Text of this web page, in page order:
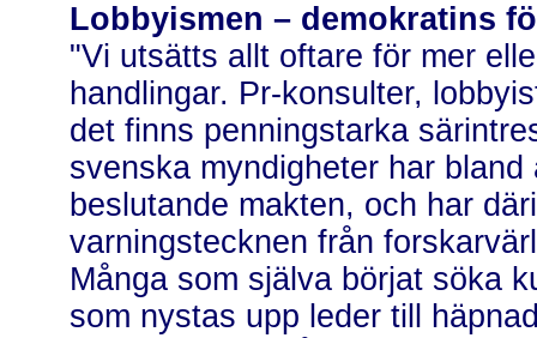
Lobbyismen – demokratins
"Vi utsätts allt oftare för mer
handlingar. Pr-konsulter,
det finns penningstarka
svenska myndigheter har
beslutande makten, och har
varningstecknen från
Många som själva börjat söka
som nystas upp leder till